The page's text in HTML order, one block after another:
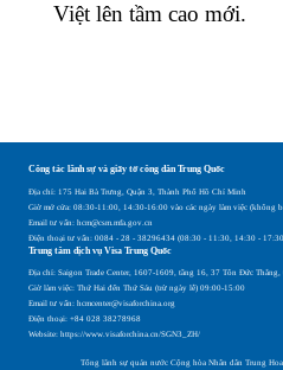
Việt lên tầm cao mới.
Công tác lãnh sự và giấy tờ công dân Trung Quốc
Địa chỉ: 175 Hai Bà Trưng, Quận 3, Thành Phố Hồ Chí Minh
Giờ mở cửa: 08:30-11:00, 14:30-16:00 vào các ngày làm việc (không
Email tư vấn: hcm@csm.mfa.gov.cn
Điện thoại tư vấn: 0084 - 28 - 38296434 (08:30 - 11:30, 14:30 -
Trung tâm dịch vụ Visa Trung Quốc
Địa chỉ: Saigon Trade Center, 1607-1609, tầng 16, 37 Tôn Đức
Giờ làm việc: Thứ Hai đến Thứ Sáu (trừ ngày lễ) 09:00-15:00
Email tư vấn: hcmcenter@visaforchina.org
Điện thoại: +84 028 38278968
Website: https://www.visaforchina.cn/SGN3_ZH/
Tổng lãnh sự quán nước Cộng hòa Nhân dân Trung